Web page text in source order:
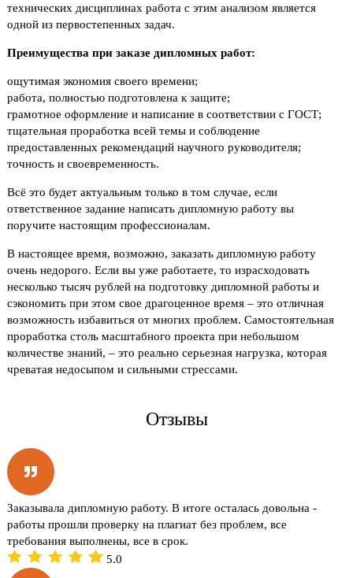
технических дисциплинах работа с этим анализом является
одной из первостепенных задач.
Преимущества при заказе дипломных работ:
ощутимая экономия своего времени;
работа, полностью подготовлена к защите;
грамотное оформление и написание в соответствии с ГОСТ;
тщательная проработка всей темы и соблюдение
предоставленных рекомендаций научного руководителя;
точность и своевременность.
Всё это будет актуальным только в том случае, если
ответственное задание написать дипломную работу вы
поручите настоящим профессионалам.
В настоящее время, возможно, заказать дипломную работу
очень недорого. Если вы уже работаете, то израсходовать
несколько тысяч рублей на подготовку дипломной работы и
сэкономить при этом свое драгоценное время – это отличная
возможность избавиться от многих проблем. Самостоятельная
проработка столь масштабного проекта при небольшом
количестве знаний, – это реально серьезная нагрузка, которая
чреватая недосыпом и сильными стрессами.
Отзывы
Заказывала дипломную работу. В итоге осталась довольна -
работы прошли проверку на плагиат без проблем, все
требования выполнены, все в срок.
5.0